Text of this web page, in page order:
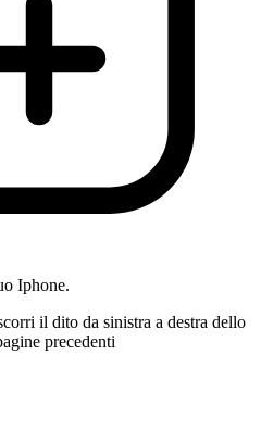
Iphone.
il dito da sinistra a destra dello
precedenti